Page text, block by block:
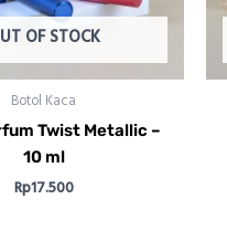
OF STOCK
Botol Kaca
Twist Metallic –
10 ml
Rp17.500